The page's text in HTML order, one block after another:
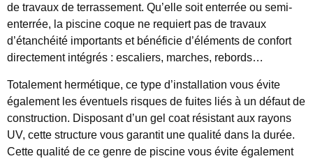
de travaux de terrassement. Qu’elle soit enterrée ou semi-
enterrée, la piscine coque ne requiert pas de travaux
d’étanchéité importants et bénéficie d’éléments de confort
directement intégrés : escaliers, marches, rebords…
Totalement hermétique, ce type d’installation vous évite
également les éventuels risques de fuites liés à un défaut de
construction. Disposant d’un gel coat résistant aux rayons
UV, cette structure vous garantit une qualité dans la durée.
Cette qualité de ce genre de piscine vous évite également